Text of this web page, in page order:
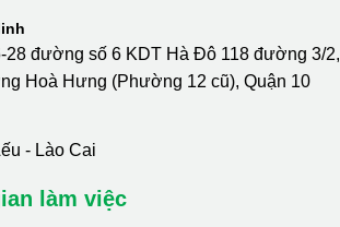
28 đường số 6 KDT Hà Đô 118 đường 3/2,
Hoà Hưng (Phường 12 cũ), Quận 10
- Lào Cai
làm việc